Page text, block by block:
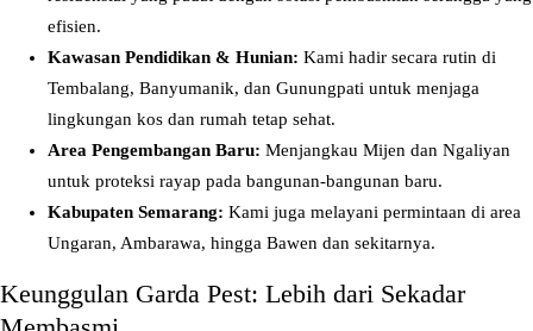
r
efisien.
Kawasan Pendidikan & Hunian: Kami hadir secara rutin di
Tembalang, Banyumanik, dan Gunungpati untuk menjaga
lingkungan kos dan rumah tetap sehat.
Area Pengembangan Baru: Menjangkau Mijen dan Ngaliyan
untuk proteksi rayap pada bangunan-bangunan baru.
Kabupaten Semarang: Kami juga melayani permintaan di area
Ungaran, Ambarawa, hingga Bawen dan sekitarnya.
Keunggulan Garda Pest: Lebih dari Sekadar